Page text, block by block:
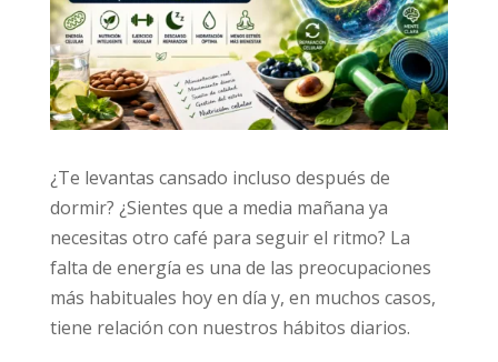
¿Te levantas cansado incluso después de
dormir? ¿Sientes que a media mañana ya
necesitas otro café para seguir el ritmo? La
falta de energía es una de las preocupaciones
más habituales hoy en día y, en muchos casos,
tiene relación con nuestros hábitos diarios.